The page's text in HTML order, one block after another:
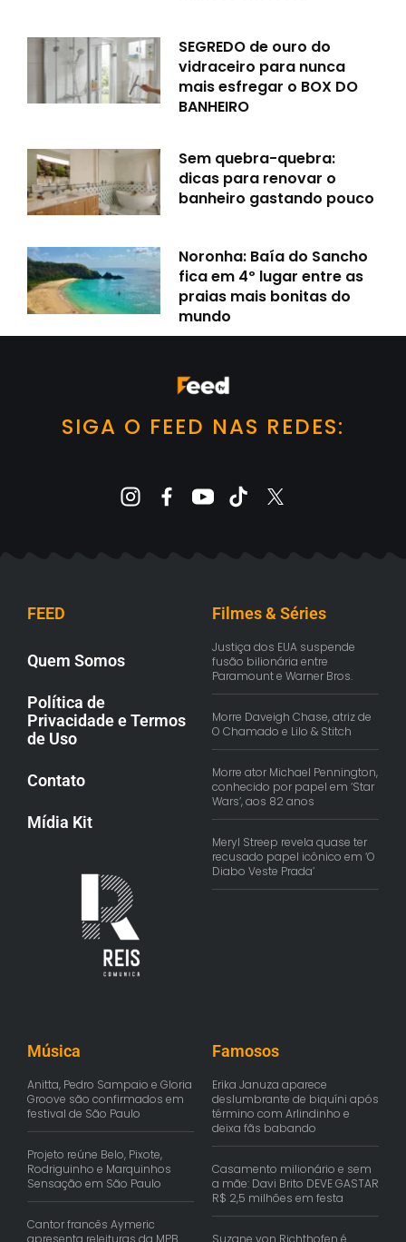
SEGREDO de ouro do
vidraceiro para nunca
mais esfregar o BOX DO
BANHEIRO
Sem quebra-quebra:
dicas para renovar o
banheiro gastando pouco
Noronha: Baía do Sancho
fica em 4º lugar entre as
praias mais bonitas do
mundo
SIGA O FEED NAS REDES:
FEED
Quem Somos
Política de
Privacidade e Termos
de Uso
Contato
Mídia Kit
Filmes & Séries
Justiça dos EUA suspende
fusão bilionária entre
Paramount e Warner Bros.
Morre Daveigh Chase, atriz de
O Chamado e Lilo & Stitch
Morre ator Michael Pennington,
conhecido por papel em ‘Star
Wars’, aos 82 anos
Meryl Streep revela quase ter
recusado papel icônico em ‘O
Diabo Veste Prada’
Música
Anitta, Pedro Sampaio e Gloria
Groove são confirmados em
festival de São Paulo
Projeto reúne Belo, Pixote,
Rodriguinho e Marquinhos
Sensação em São Paulo
Cantor francês Aymeric
Famosos
Erika Januza aparece
deslumbrante de biquíni após
término com Arlindinho e
deixa fãs babando
Casamento milionário e sem
a mãe: Davi Brito DEVE GASTAR
R$ 2,5 milhões em festa